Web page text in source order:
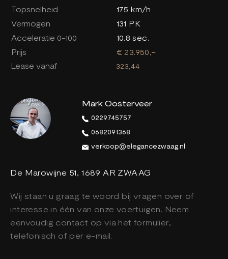
Topsnelheid
175 km/h
Vermogen
131 PK
Acceleratie 0-100
10.8 sec.
Prijs
€ 23.950,-
Lease vanaf
323,44
Mark Oosterveer
0229745757
0682091368
verkoop@elegancezwaag.nl
De Marowijne 51, 1689 AR ZWAAG
Wij staan u graag te woord bij vragen over of
interesse in één van onze voertuigen. Neem
eenvoudig contact op via het formulier,
telefonisch of per e-mail.